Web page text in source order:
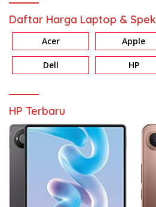
Daftar Harga Laptop & Spek
Acer Apple
Dell HP
HP Terbaru